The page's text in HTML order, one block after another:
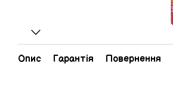
Опис Гарантія Повернення